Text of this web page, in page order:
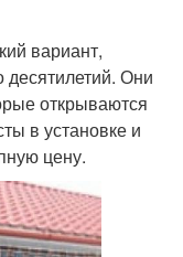
вариант,
десятилетий. Они
открываются
в установке и
цену.